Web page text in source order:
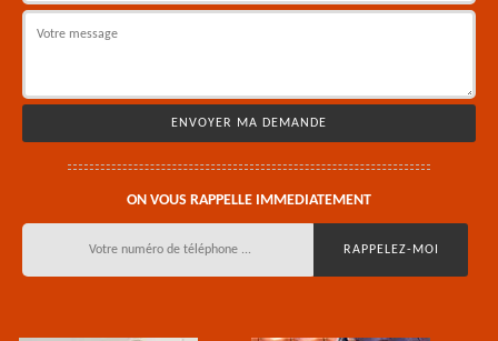
ON VOUS RAPPELLE IMMEDIATEMENT